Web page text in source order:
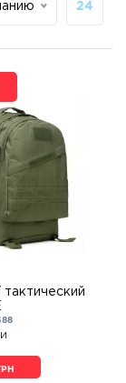
24
тактический